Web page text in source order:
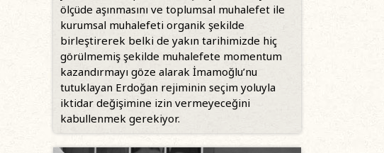
ölçüde aşınmasını ve toplumsal muhalefet ile
kurumsal muhalefeti organik şekilde
birleştirerek belki de yakın tarihimizde hiç
görülmemiş şekilde muhalefete momentum
kazandırmayı göze alarak İmamoğlu’nu
tutuklayan Erdoğan rejiminin seçim yoluyla
iktidar değişimine izin vermeyeceğini
kabullenmek gerekiyor.